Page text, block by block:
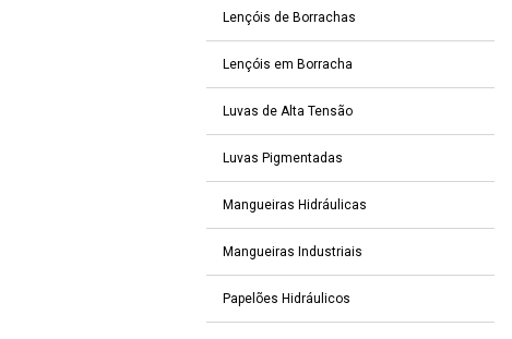
Lençóis de Borrachas
Lençóis em Borracha
Luvas de Alta Tensão
Luvas Pigmentadas
Mangueiras Hidráulicas
Mangueiras Industriais
Papelões Hidráulicos